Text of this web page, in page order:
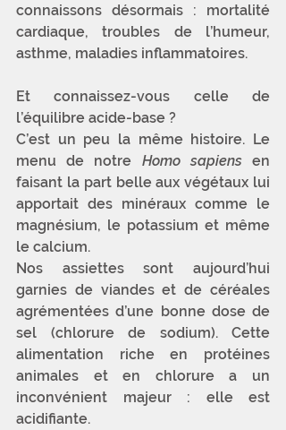
connaissons désormais : mortalité
cardiaque, troubles de l’humeur,
asthme, maladies inflammatoires.
Et connaissez-vous celle de
l’équilibre acide-base ?
C’est un peu la même histoire. Le
menu de notre Homo sapiens en
faisant la part belle aux végétaux lui
apportait des minéraux comme le
magnésium, le potassium et même
le calcium.
Nos assiettes sont aujourd’hui
garnies de viandes et de céréales
agrémentées d’une bonne dose de
sel (chlorure de sodium). Cette
alimentation riche en protéines
animales et en chlorure a un
inconvénient majeur : elle est
acidifiante.